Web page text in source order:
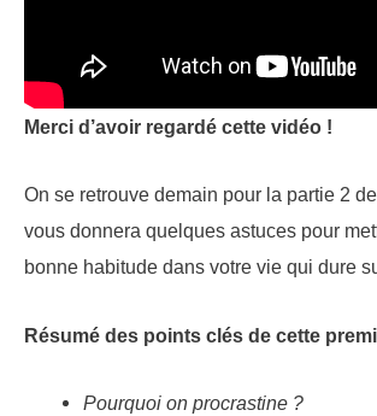
Merci d’avoir regardé cette vidéo !
On se retrouve demain pour la partie 2
vous donnera quelques astuces pour
bonne habitude dans votre vie qui dure
Résumé des points clés de cette
Pourquoi on procrastine ?